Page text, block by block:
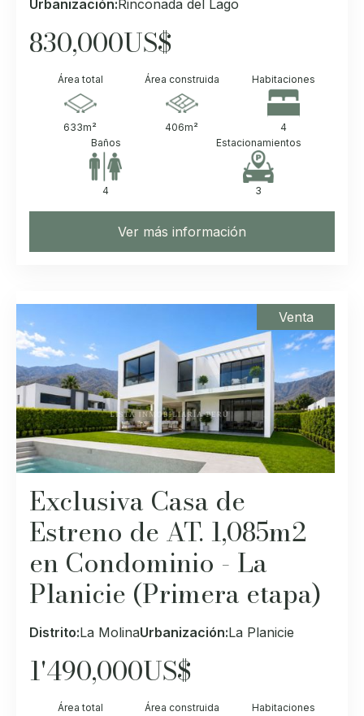
Urbanización:Rinconada del Lago
830,000US$
Área total
633m²
Área construida
406m²
Habitaciones
4
Baños
4
Estacionamientos
3
Ver más información
Venta
Exclusiva Casa de
Estreno de AT. 1,085m2
en Condominio - La
Planicie (Primera etapa)
Distrito:La MolinaUrbanización:La Planicie
1'490,000US$
Área total Área construida Habitaciones